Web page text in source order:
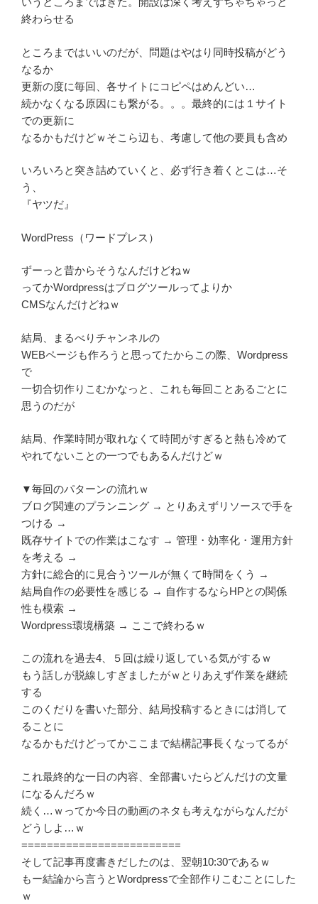
終わらせる
ところまではいいのだが、問題はやはり同時投稿がどう
なるか
更新の度に毎回、各サイトにコピペはめんどい…
続かなくなる原因にも繋がる。。。最終的には１サイト
での更新に
なるかもだけどｗそこら辺も、考慮して他の要員も含め
いろいろと突き詰めていくと、必ず行き着くとこは…そ
う、
『ヤツだ』
WordPress（ワードプレス）
ずーっと昔からそうなんだけどねｗ
ってかWordpressはブログツールってよりか
CMSなんだけどねｗ
結局、まるべりチャンネルの
WEBページも作ろうと思ってたからこの際、Wordpress
で
一切合切作りこむかなっと、これも毎回ことあるごとに
思うのだが
結局、作業時間が取れなくて時間がすぎると熱も冷めて
やれてないことの一つでもあるんだけどｗ
▼毎回のパターンの流れｗ
ブログ関連のプランニング → とりあえずリソースで手を
つける →
既存サイトでの作業はこなす → 管理・効率化・運用方針
を考える →
方針に総合的に見合うツールが無くて時間をくう →
結局自作の必要性を感じる → 自作するならHPとの関係
性も模索 →
Wordpress環境構築 → ここで終わるｗ
この流れを過去4、５回は繰り返している気がするｗ
もう話しが脱線しすぎましたがｗとりあえず作業を継続
する
このくだりを書いた部分、結局投稿するときには消して
ることに
なるかもだけどってかここまで結構記事長くなってるが
これ最終的な一日の内容、全部書いたらどんだけの文量
になるんだろｗ
続く…ｗってか今日の動画のネタも考えながらなんだが
どうしよ…ｗ
=========================
そして記事再度書きだしたのは、翌朝10:30であるｗ
もー結論から言うとWordpressで全部作りこむことにした
ｗ